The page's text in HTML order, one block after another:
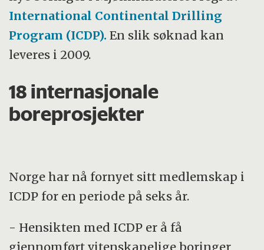
International Continental Drilling
Program (ICDP). En slik søknad kan
leveres i 2009.
18 internasjonale
boreprosjekter
Norge har nå fornyet sitt medlemskap i
ICDP for en periode på seks år.
- Hensikten med ICDP er å få
gjennomført vitenskapelige boringer